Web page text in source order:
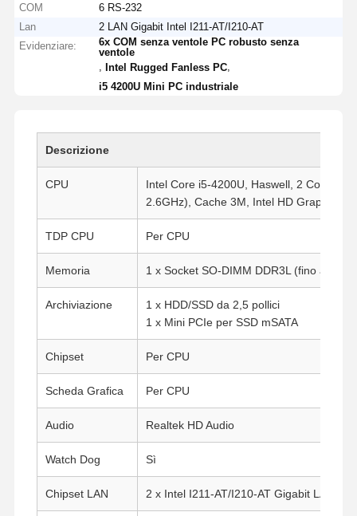
COM
6 RS-232
Lan
2 LAN Gigabit Intel I211-AT/I210-AT
Evidenziare:
6x COM senza ventole PC robusto senza
ventole
, Intel Rugged Fanless PC
i5 4200U Mini PC industriale
Descrizione
CPU
Intel Core i5-4200U, Haswell, 2 Core, 4
2.6GHz), Cache 3M, Intel HD Graphics
TDP CPU Per CPU
Memoria 1 x Socket SO-DIMM DDR3L (fino a 8G,
Archiviazione
1 x HDD/SSD da 2,5 pollici
1 x Mini PCIe per SSD mSATA
Chipset Per CPU
Scheda Grafica Per CPU
Audio Realtek HD Audio
Watch Dog Sì
Chipset LAN 2 x Intel I211-AT/I210-AT Gigabit LAN